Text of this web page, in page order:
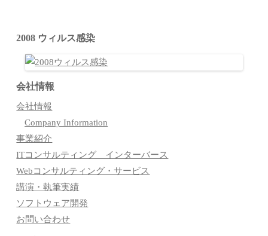
2008 ウィルス感染
会社情報
会社情報
Company Information
事業紹介
ITコンサルティング インターバース
Webコンサルティング・サービス
講演・執筆実績
ソフトウェア開発
お問い合わせ